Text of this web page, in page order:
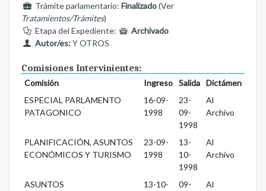
Trámite parlamentario: Finalizado(Ver
Tratamientos/Trámites)
Etapa del Expediente:
Archivado
Autor/es:Y OTROS
Comisiones Intervinientes:
Comisión Ingreso Salida
Dictámen
ESPECIAL PARLAMENTO
PATAGONICO
16-09-
1998
23-
09-
1998
Al
Archivo
PLANIFICACIÓN, ASUNTOS
ECONÓMICOS Y TURISMO
23-09-
1998
13-
10-
1998
Al
Archivo
ASUNTOS
13-10-
09-
Al